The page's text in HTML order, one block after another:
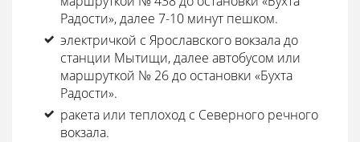
Радости», далее 7-10 минут пешком.
электричкой с Ярославского вокзала до
станции Мытищи, далее автобусом или
маршруткой № 26 до остановки «Бухта
Радости».
ракета или теплоход с Северного речного
вокзала.